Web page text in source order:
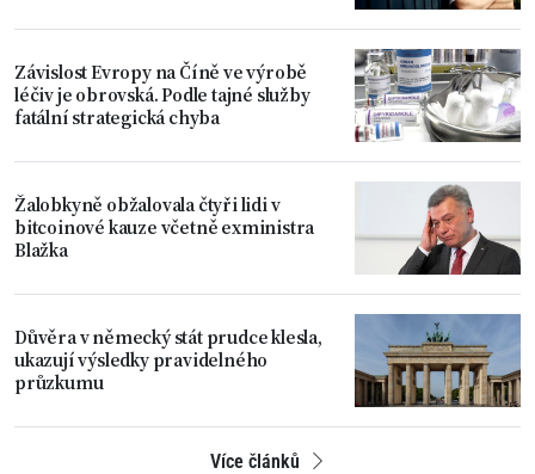
Závislost Evropy na Číně ve výrobě
léčiv je obrovská. Podle tajné služby
fatální strategická chyba
Žalobkyně obžalovala čtyři lidi v
bitcoinové kauze včetně exministra
Blažka
Důvěra v německý stát prudce klesla,
ukazují výsledky pravidelného
průzkumu
Více článků